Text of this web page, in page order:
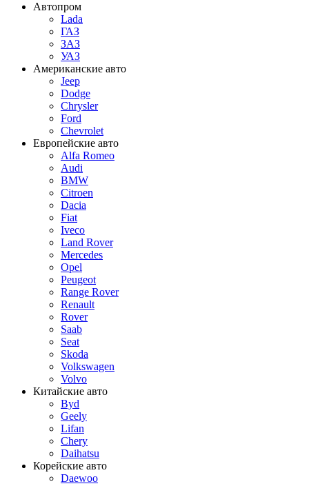
Автопром
Lada
ГАЗ
ЗАЗ
УАЗ
Американские авто
Jeep
Dodge
Chrysler
Ford
Chevrolet
Европейские авто
Alfa Romeo
Audi
BMW
Citroen
Dacia
Fiat
Iveco
Land Rover
Mercedes
Opel
Peugeot
Range Rover
Renault
Rover
Saab
Seat
Skoda
Volkswagen
Volvo
Китайские авто
Byd
Geely
Lifan
Chery
Daihatsu
Корейские авто
Daewoo